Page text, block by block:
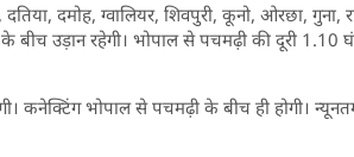
दमोह, ग्वालियर, शिवपुरी, कूनो, ओरछा, गुना,
उड़ान रहेगी। भोपाल से पचमढ़ी की दूरी
कनेक्टिंग भोपाल से पचमढ़ी के बीच ही होगी।